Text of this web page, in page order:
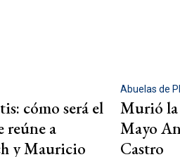
cómo será el
reúne a
y Mauricio
Abuelas de
Murió la
Mayo
Castro